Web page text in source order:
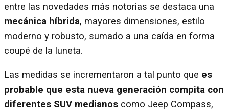
entre las novedades más notorias se destaca una
mecánica híbrida, mayores dimensiones, estilo
moderno y robusto, sumado a una caída en forma
coupé de la luneta.
Las medidas se incrementaron a tal punto que es
probable que esta nueva generación compita con
diferentes SUV medianos como Jeep Compass,